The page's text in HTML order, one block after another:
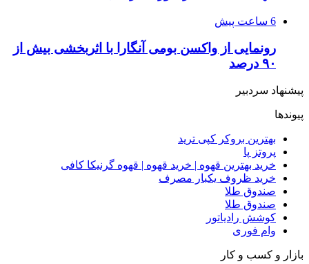
6 ساعت پیش
رونمایی از واکسن بومی آنگارا با اثربخشی بیش از
۹۰ درصد
پیشنهاد سردبیر
پیوندها
بهترین بروکر کپی ترید
پروتز پا
خرید بهترین قهوه | خرید قهوه | قهوه گرنیکا کافی
خرید ظروف یکبار مصرف
صندوق طلا
صندوق طلا
کوشش رادیاتور
وام فوری
بازار و کسب و کار